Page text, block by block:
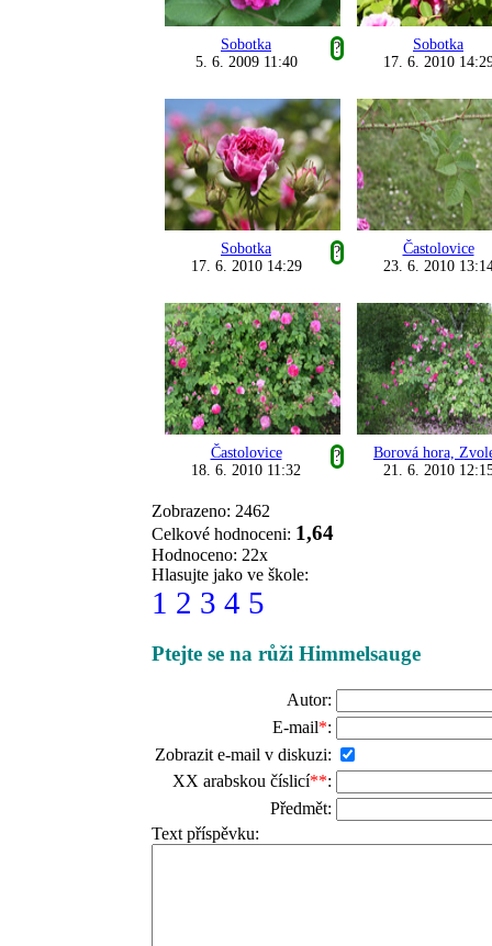
Sobotka
?
5. 6. 2009 11:40
Sobotka
17. 6. 2010
Sobotka
?
17. 6. 2010 14:29
Častolovice
23. 6. 2010
Častolovice
?
18. 6. 2010 11:32
Borová hora,
21. 6. 2010
Zobrazeno: 2462
Celkové hodnoceni: 1,64
Hodnoceno: 22x
Hlasujte jako ve škole:
1 2 3 4 5
Ptejte se na růži Himmelsauge
Autor:
E-mail*:
Zobrazit e-mail v diskuzi:
XX arabskou číslicí**:
Předmět:
Text příspěvku: